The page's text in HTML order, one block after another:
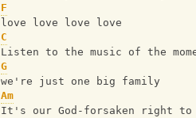
F
love love love love
C
Listen to the music of the
G
we're just one big family
Am
It's our God-forsaken right to